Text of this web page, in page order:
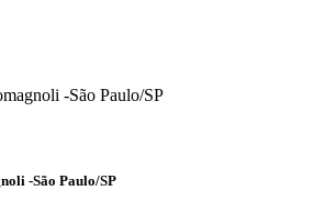
-São Paulo/SP